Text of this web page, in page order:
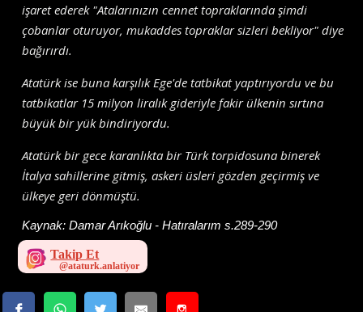
işaret ederek "Atalarınızın cennet topraklarında şimdi
çobanlar oturuyor, mukaddes topraklar sizleri bekliyor" diye
bağırırdı.
Atatürk ise buna karşılık Ege'de tatbikat yaptırıyordu ve bu
tatbikatlar 15 milyon liralık gideriyle fakir ülkenin sırtına
büyük bir yük bindiriyordu.
Atatürk bir gece karanlıkta bir Türk torpidosuna binerek
İtalya sahillerine gitmiş, askeri üsleri gözden geçirmiş ve
ülkeye geri dönmüştü.
Kaynak:Damar Arıkoğlu - Hatıralarım s.289-290
Takip Et